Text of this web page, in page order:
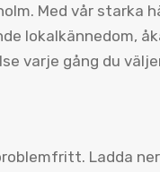
Med vår starka
lokalkännedom,
varje gång du
Ladda